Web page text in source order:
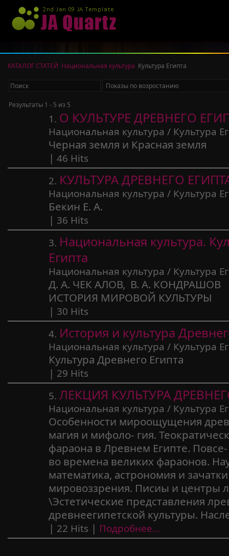
КАТАЛОГ СТАТЕЙ Национальная культура Культура Египта
Результаты 1 - 5 из 5
1. О КУЛЬТУРЕ ДРЕВНЕГО
Национальная культура / Культура
Черная земля и Красная земля
| 46 Hits
2. КУЛЬТУРА ДРЕВНЕГО
Национальная культура / Культура
Бекин Е. А.
| 36 Hits
3. Национальная культура.
Египта
Национальная культура / Культура
Д. А. ЧЕК АЛОВ, В. А. КОНДРАШОВ
ИСТОРИЯ МИРОВОЙ КУЛЬТУРЫ
| 30 Hits
4. История и культура
Национальная культура / Культура
Культура Древнего Египта
| 29 Hits
5. ЛЕКЦИЯ КУЛЬТУРА
Национальная культура / Культура
Особенности мироощущения
магия и мифоло- гия.
фараона в Лревнем Египте.
во времена великих фараонов.
математика, астрономия и
мировоззрения. Писиы и центры
\Эстетические представления
древнеегипетской культуры.
| 22 Hits | Подробнее...